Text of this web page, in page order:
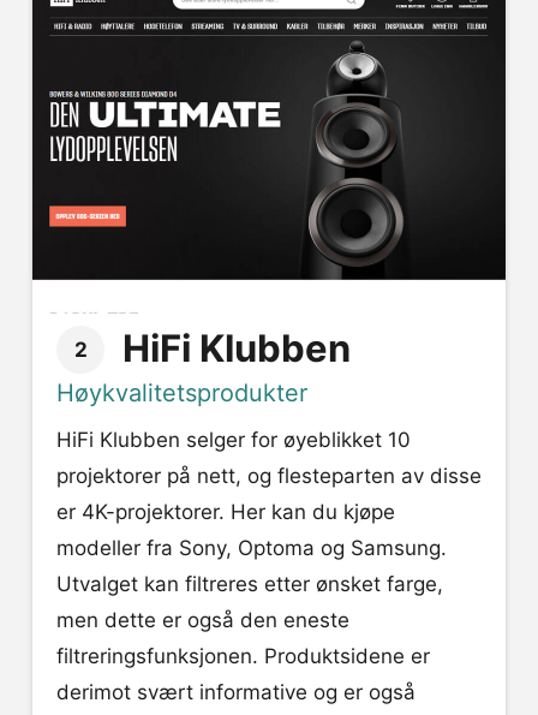
2 HiFi Klubben
Høykvalitetsprodukter
HiFi Klubben selger for øyeblikket 10
projektorer på nett, og flesteparten av disse
er 4K-projektorer. Her kan du kjøpe
modeller fra Sony, Optoma og Samsung.
Utvalget kan filtreres etter ønsket farge,
men dette er også den eneste
filtreringsfunksjonen. Produktsidene er
derimot svært informative og er også